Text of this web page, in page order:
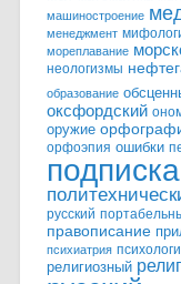
машиностроение
менеджмент
мореплавание
неологизмы
образование
оксфордский
оружие
орфоэпия ошибки
подписка
русский
правописание
психиатрия
религиозный